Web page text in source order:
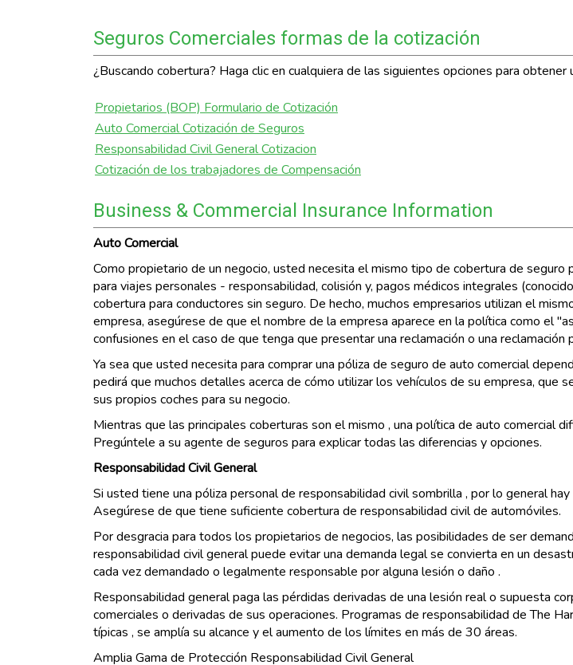
Seguros Comerciales formas de la cotización
¿Buscando cobertura? Haga clic en cualquiera de las siguientes opciones para obtener
Propietarios (BOP) Formulario de Cotización
Auto Comercial Cotización de Seguros
Responsabilidad Civil General Cotizacion
Cotización de los trabajadores de Compensación
Business & Commercial Insurance Information
Auto Comercial
Como propietario de un negocio, usted necesita el mismo tipo de cobertura de seguro
para viajes personales - responsabilidad, colisión y, pagos médicos integrales
cobertura para conductores sin seguro. De hecho, muchos empresarios utilizan el
empresa, asegúrese de que el nombre de la empresa aparece en la política como el
confusiones en el caso de que tenga que presentar una reclamación o una reclamación
Ya sea que usted necesita para comprar una póliza de seguro de auto comercial
pedirá que muchos detalles acerca de cómo utilizar los vehículos de su empresa, que
sus propios coches para su negocio.
Mientras que las principales coberturas son el mismo , una política de auto comercial
Pregúntele a su agente de seguros para explicar todas las diferencias y opciones.
Responsabilidad Civil General
Si usted tiene una póliza personal de responsabilidad civil sombrilla , por lo general
Asegúrese de que tiene suficiente cobertura de responsabilidad civil de automóviles.
Por desgracia para todos los propietarios de negocios, las posibilidades de ser
responsabilidad civil general puede evitar una demanda legal se convierta en un
cada vez demandado o legalmente responsable por alguna lesión o daño .
Responsabilidad general paga las pérdidas derivadas de una lesión real o supuesta
comerciales o derivadas de sus operaciones. Programas de responsabilidad de The
típicas , se amplía su alcance y el aumento de los límites en más de 30 áreas.
Amplia Gama de Protección Responsabilidad Civil General